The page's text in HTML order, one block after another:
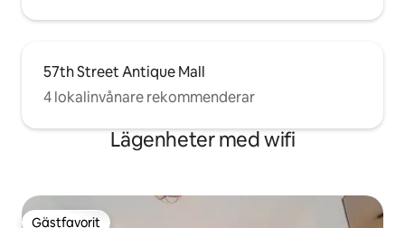
57th Street Antique Mall
4 lokalinvånare rekommenderar
Lägenheter med wifi
Gästfavorit